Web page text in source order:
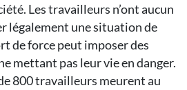
Les travailleurs n’ont aucun
légalement une situation de
de force peut imposer des
mettant pas leur vie en danger.
800 travailleurs meurent au